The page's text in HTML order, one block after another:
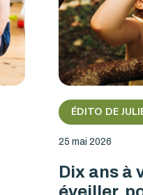
ÉDITO DE
25 mai 2026
Dix ans à